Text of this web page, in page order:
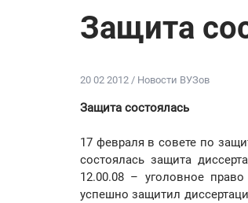
Защита
20 02 2012 / Новости ВУЗов
Защита состоялась
17 февраля в совете по
состоялась защита
12.00.08 – уголовное
успешно защитил